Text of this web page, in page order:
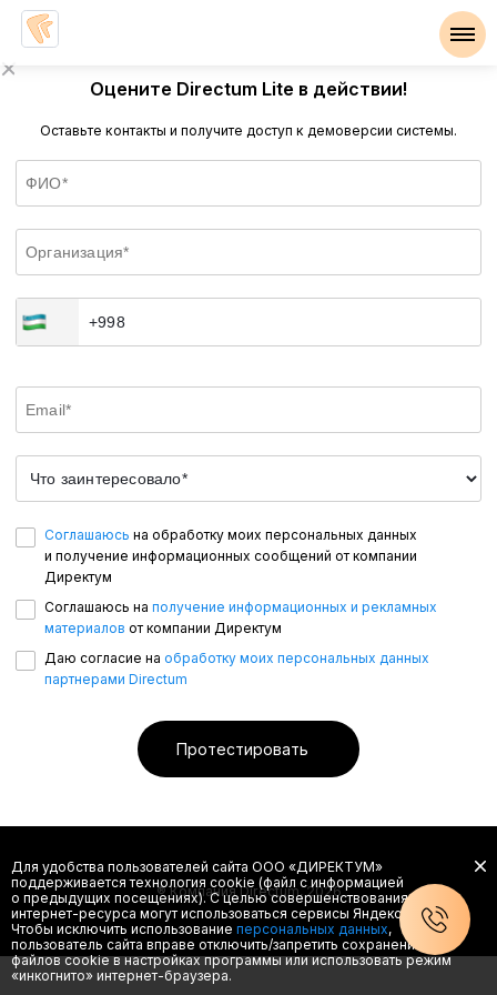
Оцените Directum Lite в действии!
Оставьте контакты и получите доступ к демоверсии системы.
Соглашаюсь на обработку моих персональных данных
и получение информационных сообщений от компании
Директум
Соглашаюсь на получение информационных и рекламных
материалов от компании Директум
Даю согласие на обработку моих персональных данных
партнерами Directum
Протестировать
® Компания Directum, 2026
Для удобства пользователей сайта ООО «ДИРЕКТУМ»
поддерживается технология cookie (файл с информацией
о предыдущих посещениях). С целью совершенствования
интернет-ресурса могут использоваться сервисы Яндекс. Метрика.
Чтобы исключить использование персональных данных,
пользователь сайта вправе отключить/запретить сохранение
файлов cookie в настройках программы или использовать режим
«инкогнито» интернет-браузера.